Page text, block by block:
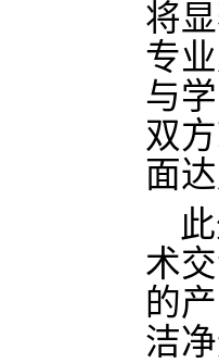
将
专
与
双
面
术
的
洁